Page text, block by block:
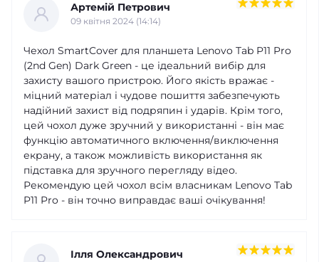
Артемій Петрович
09 квітня 2024 (14:14)
Чехол SmartCover для планшета Lenovo Tab P11 Pro
(2nd Gen) Dark Green - це ідеальний вибір для
захисту вашого пристрою. Його якість вражає -
міцний матеріал і чудове пошиття забезпечують
надійний захист від подряпин і ударів. Крім того,
цей чохол дуже зручний у використанні - він має
функцію автоматичного включення/виключення
екрану, а також можливість використання як
підставка для зручного перегляду відео.
Рекомендую цей чохол всім власникам Lenovo Tab
P11 Pro - він точно виправдає ваші очікування!
Ілля Олександрович